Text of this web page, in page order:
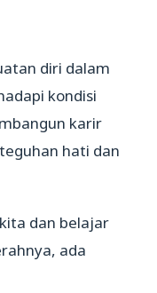
diri dalam
kondisi
karir
hati dan
dan belajar
ada